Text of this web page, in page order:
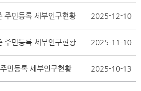
민등록 세부인구현황 2025-12-10
민등록 세부인구현황 2025-11-10
민등록 세부인구현황 2025-10-13